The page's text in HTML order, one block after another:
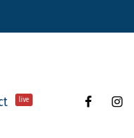
live